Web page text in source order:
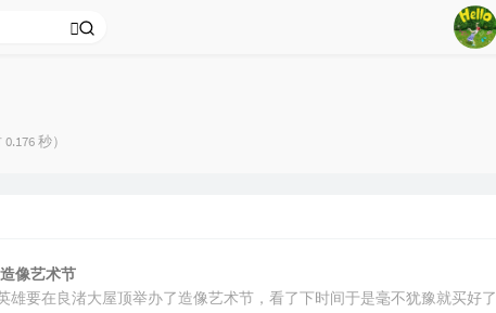
秒）
像艺术节
雄要在良渚大屋顶举办了造像艺术节，看了下时间于是毫不犹豫就买好了